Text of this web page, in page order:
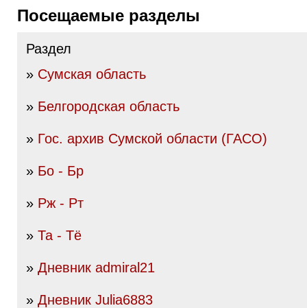
Посещаемые разделы
Раздел
» Сумская область
» Белгородская область
» Гос. архив Сумской области (ГАСО)
» Бо - Бр
» Рж - Рт
» Та - Тё
» Дневник admiral21
» Дневник Julia6883